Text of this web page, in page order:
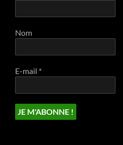
Nom
E-mail *